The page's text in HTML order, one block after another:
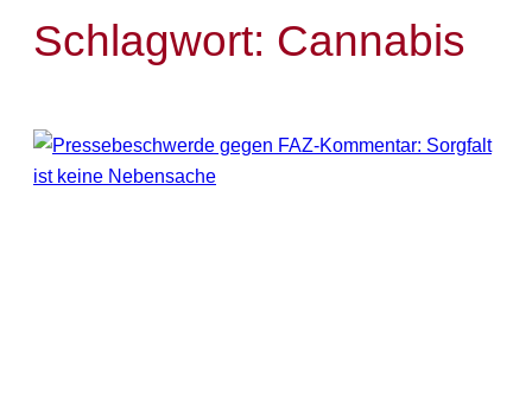
Schlagwort: Cannabis